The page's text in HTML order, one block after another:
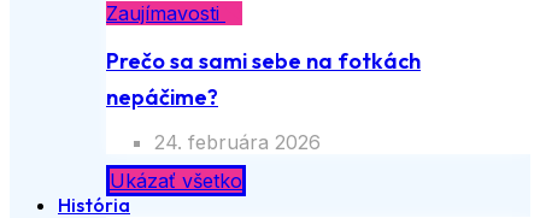
Zaujímavosti
Prečo sa sami sebe na fotkách
nepáčime?
24. februára 2026
Ukázať všetko
História